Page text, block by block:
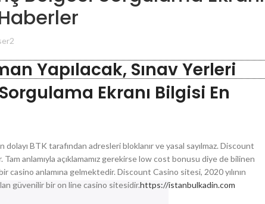
Yapılacak, Sınav Yerleri
Ekranı Bilgisi En
BTK tarafından adresleri bloklanır ve yasal sayılmaz. Discount
anlamıyla açıklamamız gerekirse low cost bonusu diye de bilinen
casino anlamına gelmektedir. Discount Casino sitesi, 2020 yılının
güvenilir bir on line casino sitesidir.https://istanbulkadin.com